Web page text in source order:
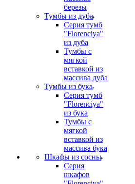
березы
Тумбы из дуба
Серия тумб
"Florenciya"
из дуба
Тумбы с
мягкой
вставкой из
массива дуба
Тумбы из бука
Серия тумб
"Florenciya"
из бука
Тумбы с
мягкой
вставкой из
массива бука
Шкафы из сосны
Серия
шкафов